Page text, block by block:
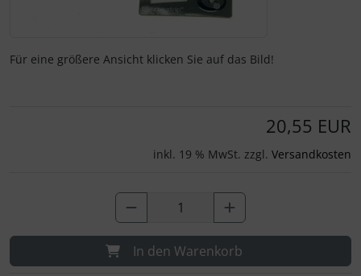
Für eine größere Ansicht klicken Sie auf das Bild!
20,55 EUR
inkl. 19 % MwSt. zzgl. Versandkosten
In den Warenkorb